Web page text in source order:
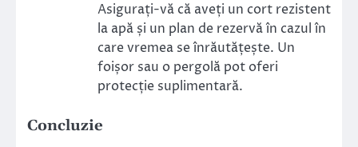
Asigurați-vă că aveți un cort rezistent
la apă și un plan de rezervă în cazul în
care vremea se înrăutățește. Un
foișor sau o pergolă pot oferi
protecție suplimentară.
Concluzie